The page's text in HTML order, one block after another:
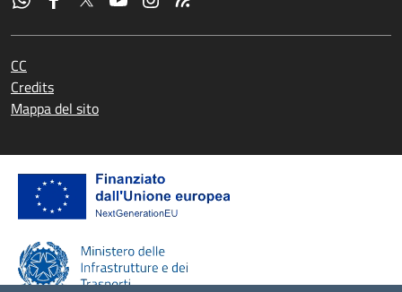
CC
Credits
Mappa del sito